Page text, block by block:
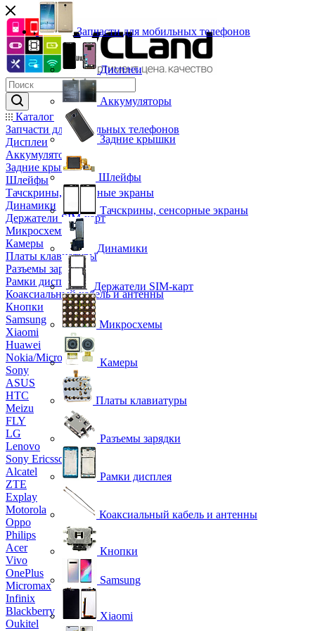
Каталог
Запчасти для мобильных телефонов
Дисплеи
Аккумуляторы
Задние крышки
Шлейфы
Тачскрины, сенсорные экраны
Динамики
Держатели SIM-карт
Микросхемы
Камеры
Платы клавиатуры
Разъемы зарядки
Рамки дисплея
Коаксиальный кабель и антенны
Кнопки
Samsung
Xiaomi
Huawei
Nokia/Microsoft
Sony
ASUS
HTC
Meizu
FLY
LG
Lenovo
Sony Ericsson
Alcatel
ZTE
Explay
Motorola
Oppo
Philips
Acer
Vivo
OnePlus
Micromax
Infinix
Blackberry
Oukitel
Запчасти для мобильных телефонов
Дисплеи
Аккумуляторы
Задние крышки
Шлейфы
Тачскрины, сенсорные экраны
Динамики
Держатели SIM-карт
Микросхемы
Камеры
Платы клавиатуры
Разъемы зарядки
Рамки дисплея
Коаксиальный кабель и антенны
Кнопки
Samsung
Xiaomi